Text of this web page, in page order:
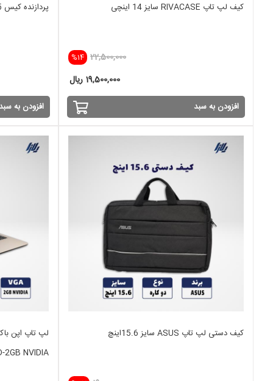
کیف لپ تاپ RIVACASE سایز 14 اینچی
%14 22,500,000
19,500,000 ریال
افزودن به سبد
پردازنده کیس I5 نسل 6 SKYLAKE
افزودن به سبد
کیف دستی لپ تاپ ASUS سایز 15.6اینچ
2GB NVIDIA